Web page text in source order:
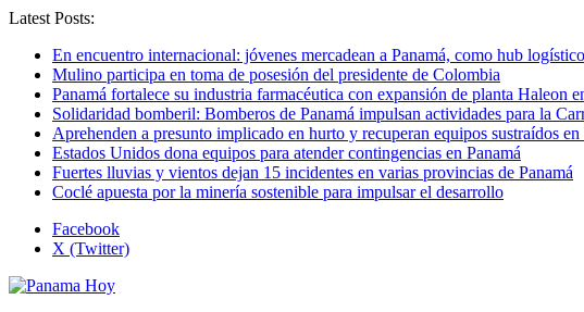
Latest Posts:
En encuentro internacional: jóvenes mercadean a Panamá, como hub
Mulino participa en toma de posesión del presidente de Colombia
Panamá fortalece su industria farmacéutica con expansión de planta Haleon
Solidaridad bomberil: Bomberos de Panamá impulsan actividades para la
Aprehenden a presunto implicado en hurto y recuperan equipos sustraídos en
Estados Unidos dona equipos para atender contingencias en Panamá
Fuertes lluvias y vientos dejan 15 incidentes en varias provincias de Panamá
Coclé apuesta por la minería sostenible para impulsar el desarrollo
Facebook
X (Twitter)